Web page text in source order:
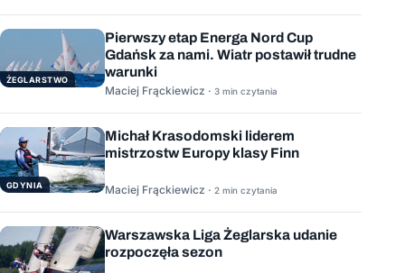
ŻEGLARSTWO
Pierwszy etap Energa Nord Cup
Gdańsk za nami. Wiatr postawił trudne
warunki
Maciej Frąckiewicz · 3 min czytania
GDYNIA
Michał Krasodomski liderem
mistrzostw Europy klasy Finn
Maciej Frąckiewicz · 2 min czytania
Warszawska Liga Żeglarska udanie
rozpoczęła sezon